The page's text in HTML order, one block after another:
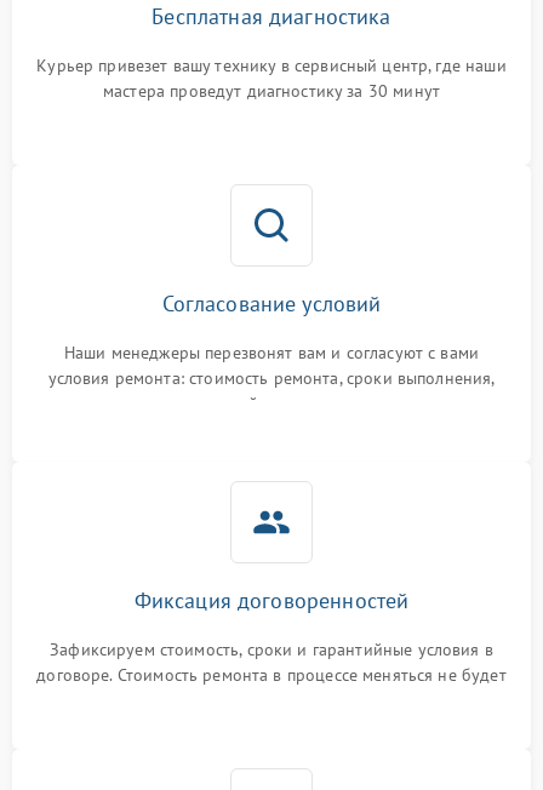
Бесплатная диагностика
Курьер привезет вашу технику в сервисный центр, где наши
мастера проведут диагностику за 30 минут
Согласование условий
Наши менеджеры перезвонят вам и согласуют с вами
условия ремонта: стоимость ремонта, сроки выполнения,
гарантийные условия
Фиксация договоренностей
Зафиксируем стоимость, сроки и гарантийные условия в
договоре. Стоимость ремонта в процессе меняться не будет